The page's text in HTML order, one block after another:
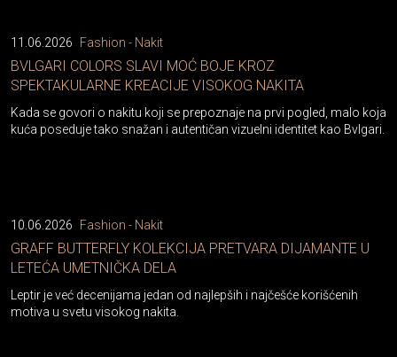
11.06.2026 Fashion - Nakit
BVLGARI COLORS SLAVI MOĆ BOJE KROZ
SPEKTAKULARNE KREACIJE VISOKOG NAKITA
Kada se govori o nakitu koji se prepoznaje na prvi pogled, malo koja
kuća poseduje tako snažan i autentičan vizuelni identitet kao Bvlgari.
10.06.2026 Fashion - Nakit
GRAFF BUTTERFLY KOLEKCIJA PRETVARA DIJAMANTE U
LETEĆA UMETNIČKA DELA
Leptir je već decenijama jedan od najlepših i najčešće korišćenih
motiva u svetu visokog nakita.